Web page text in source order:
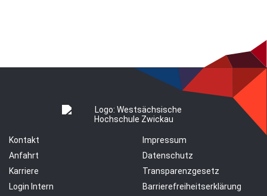
Kontakt
Anfahrt
Karriere
Login Intern
Impressum
Datenschutz
Transparenzgesetz
Barrierefreiheitserklärung